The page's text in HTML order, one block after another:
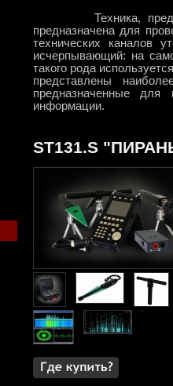
Техника,
предназначена для
технических каналов
исчерпывающий: на
такого рода
представлены
предназначенные для
информации.
ST131.S